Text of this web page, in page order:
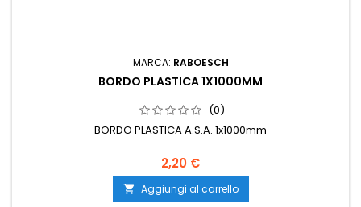
MARCA: RABOESCH
BORDO PLASTICA 1X1000MM
(0)
BORDO PLASTICA A.S.A. 1x1000mm
2,20 €
 Aggiungi al carrello